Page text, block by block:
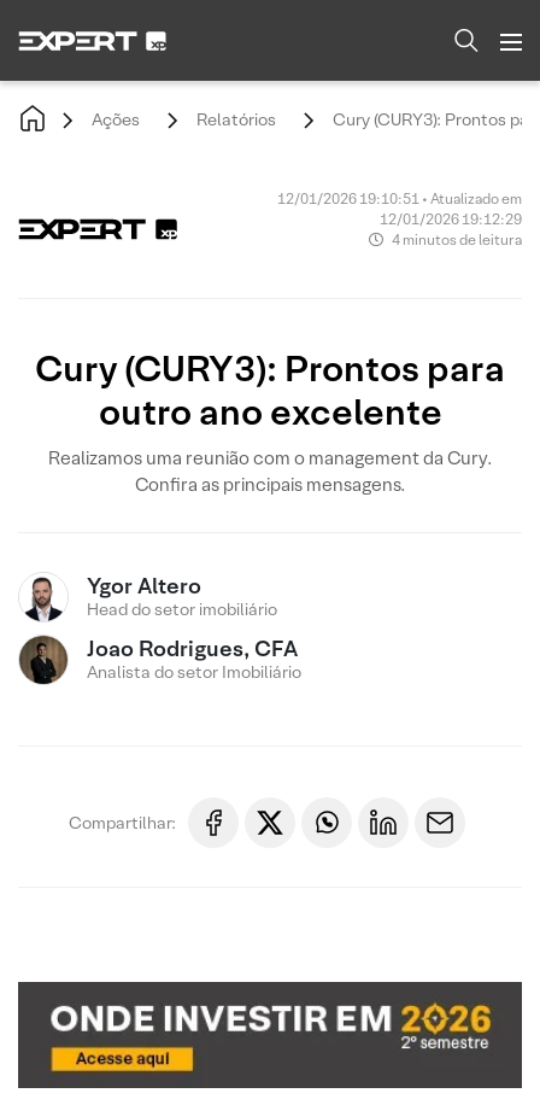
Ações Relatórios Cury (CURY3): Prontos
12/01/2026 19:10:51 • Atualizado em
12/01/2026 19:12:29
4 minutos de leitura
Cury (CURY3): Prontos para
outro ano excelente
Realizamos uma reunião com o management da Cury.
Confira as principais mensagens.
Ygor Altero
Head do setor imobiliário
Joao Rodrigues, CFA
Analista do setor Imobiliário
Compartilhar: